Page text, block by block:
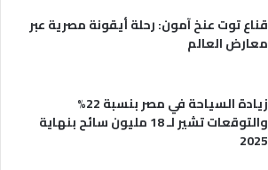
قناع توت عنخ آمون: رحلة أيقونة مصرية عبر
معارض العالم
زيادة السياحة في مصر بنسبة 22%
والتوقعات تشير لـ 18 مليون سائح بنهاية
2025